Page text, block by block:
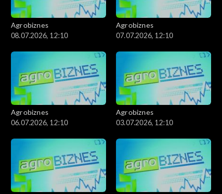
Agrobiznes
08.07.2026, 12:10
Agrobiznes
07.07.2026, 12:10
Agrobiznes
06.07.2026, 12:10
Agrobiznes
03.07.2026, 12:10